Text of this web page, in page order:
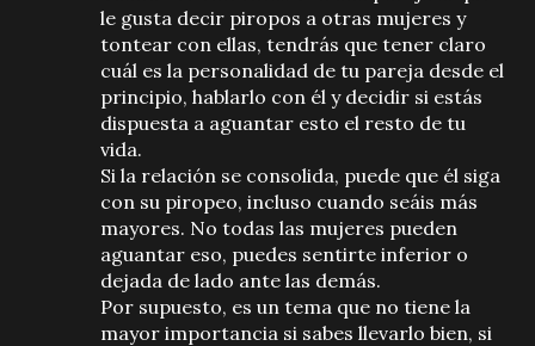
le gusta decir piropos a otras mujeres y
tontear con ellas, tendrás que tener claro
cuál es la personalidad de tu pareja desde el
principio, hablarlo con él y decidir si estás
dispuesta a aguantar esto el resto de tu
vida.
Si la relación se consolida, puede que él siga
con su piropeo, incluso cuando seáis más
mayores. No todas las mujeres pueden
aguantar eso, puedes sentirte inferior o
dejada de lado ante las demás.
Por supuesto, es un tema que no tiene la
mayor importancia si sabes llevarlo bien, si